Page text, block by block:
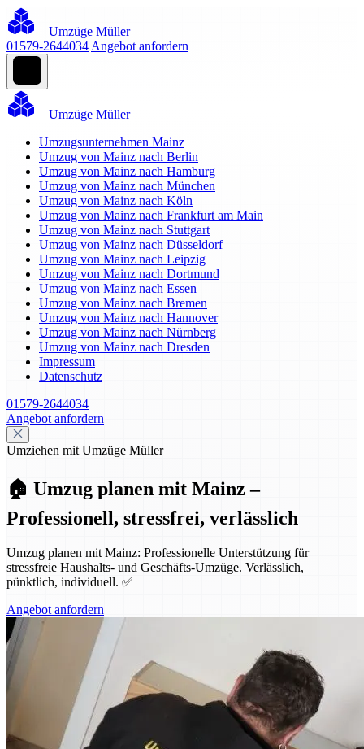
Umzüge Müller
01579-2644034 Angebot anfordern
Umzüge Müller
Umzugsunternehmen Mainz
Umzug von Mainz nach Berlin
Umzug von Mainz nach Hamburg
Umzug von Mainz nach München
Umzug von Mainz nach Köln
Umzug von Mainz nach Frankfurt am Main
Umzug von Mainz nach Stuttgart
Umzug von Mainz nach Düsseldorf
Umzug von Mainz nach Leipzig
Umzug von Mainz nach Dortmund
Umzug von Mainz nach Essen
Umzug von Mainz nach Bremen
Umzug von Mainz nach Hannover
Umzug von Mainz nach Nürnberg
Umzug von Mainz nach Dresden
Impressum
Datenschutz
01579-2644034
Angebot anfordern
Umziehen mit Umzüge Müller
🏠 Umzug planen mit Mainz –
Professionell, stressfrei, verlässlich
Umzug planen mit Mainz: Professionelle Unterstützung für
stressfreie Haushalts- und Geschäfts-Umzüge. Verlässlich,
pünktlich, individuell. ✅
Angebot anfordern